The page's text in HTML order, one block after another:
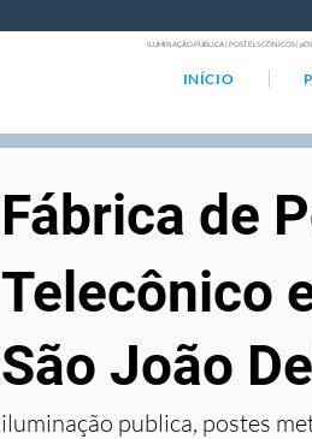
ILUMINAÇÃO PÚBLICA | POSTELS CÔNICOS |
INÍCIO
São João
Fábrica de
Telecônico
iluminação publica, postes